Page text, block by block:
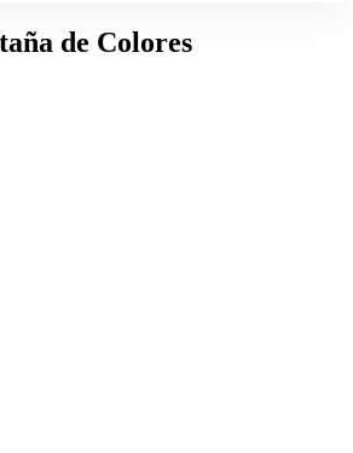
de Colores